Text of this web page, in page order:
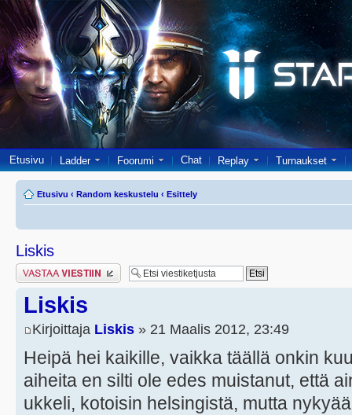
Etusivu Ladder Foorumi Chat Replay Turnaukset
Etusivu ‹ Random keskustelu ‹ Esittely
Liskis
Lähetä vastaus
Liskis
Kirjoittaja Liskis » 21 Maalis 2012, 23:49
Heipä hei kaikille, vaikka täällä onkin
aiheita en silti ole edes muistanut, että
ukkeli, kotoisin helsingistä, mutta